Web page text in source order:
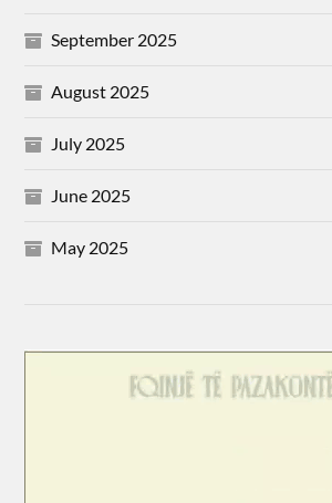
September 2025
August 2025
July 2025
June 2025
May 2025